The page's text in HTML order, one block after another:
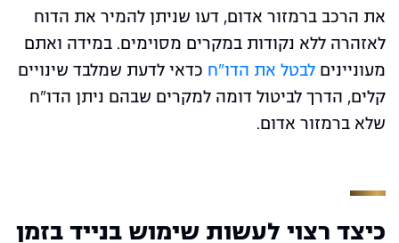
את הרכב ברמזור אדום, דעו שניתן להמיר את הדוח
לאזהרה ללא נקודות במקרים מסוימים. במידה ואתם
מעוניינים לבטל את הדו"ח כדאי לדעת שמלבד שינויים
קלים, הדרך לביטול דומה למקרים שבהם ניתן הדו"ח
שלא ברמזור אדום.
כיצד רצוי לעשות שימוש בנייד בזמן